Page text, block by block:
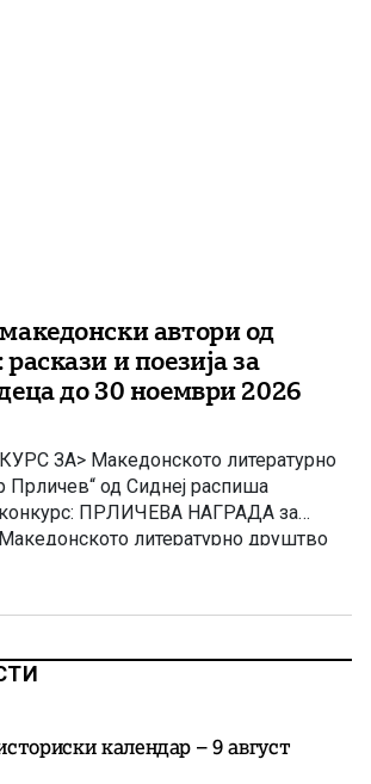
автори од
и поезија за
до 30 ноември 2026
ЗА> Македонското литературно
Прличев“ од Сиднеј распиша
ПРЛИЧЕВА НАГРАДА за
литературно друштво
од Сиднеј го објави традиционалниот
дела од македонските автори кои
на […]
календар – 9 август